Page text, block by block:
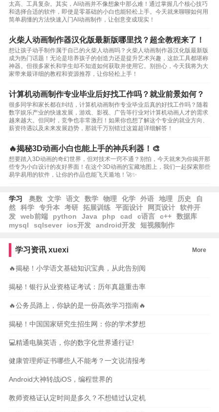
太高、工具复杂。其实，AI动画并不像想象中那么难！通过掌握几个核心技巧
和选择合适的软件，即使是零基础的小白也能轻松上手。今天就来聊聊如何用
简单易懂的方法快速入门AI动画制作，让创意变成现实！
火柴人动画制作器汉化版最新版哪里找？超全教程来了！
想让孩子动手制作属于自己的火柴人动画吗？火柴人动画制作器汉化版最新版
成为热门话题！无论是培养孩子的创造力还是提升艺术兴趣，这款工具都堪称
神器。但很多家长和学生却不知道如何获取并使用它。别担心，今天我将为大
家带来最详细的教程和资源推荐，让你轻松上手！
计算机动画制作专业毕业后好找工作吗？就业前景如何？
很多同学和家长都在纠结，计算机动画制作专业毕业后真的好找工作吗？随着
数字娱乐产业的快速发展，游戏、影视、广告等行业对计算机动画人才的需求
越来越大。但同时，竞争也非常激烈！如果你也想了解这个专业的就业方向、
薪资待遇以及未来发展趋势，那就千万别错过这篇超详细解答！
🔥揭秘3D动画小白也能上手的神兵利器！🎨
想要踏入3D动画的奇幻世界，但对技术一窍不通？别怕，今天就来为你揭开那
些专为小白设计的友好界面！在这个3D动画的宝藏地图上，我们一起探索那些
易学易用的软件，让你的作品也能飞天遁地！🚀✨
学习 奥数 文学 语文 数学 物理 化学 外语 地理 历史
自
然
科学 专升本 考研 拓展训练 平面设计 网页设计
软件开
发
web前端 python Java php cad c语言 c++
数据库
mysql
sqlsever ios开发 android开发 短视频制作
学习资讯 xuexi More
🔥揭秘！小学语文基础知识宝典，从此告别阅
揭秘！银行从业资格证考试：历年真题重击率
🔥公务员路上，你缺的是一份高效学习指南🔥
揭秘！中国国家研究生招生网：你的学术梦想
💻精通电脑英语，你的数字化世界通行证!
健康管理师证书哪些人不能考？一文说清报考
Android大神转战iOS，编程世界的
教师资格证认定时间是多久？不想错过认定机